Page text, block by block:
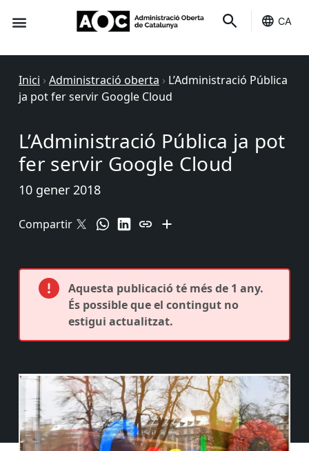
CA
Inici › Administració oberta › L’Administració Pública
ja pot fer servir Google Cloud
L’Administració Pública ja pot
fer servir Google Cloud
10 gener 2018
Compartir
Aquesta publicació té més de 1 any.
És possible que el contingut no
estigui actualitzat.